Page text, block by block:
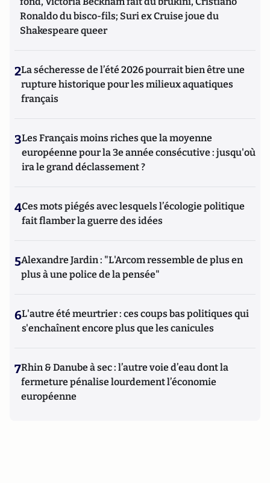
Ronaldo du bisco-fils; Suri ex Cruise joue du
Shakespeare queer
2La sécheresse de l’été 2026 pourrait bien être une
rupture historique pour les milieux aquatiques
français
3Les Français moins riches que la moyenne
européenne pour la 3e année consécutive : jusqu'où
ira le grand déclassement ?
4Ces mots piégés avec lesquels l’écologie politique
fait flamber la guerre des idées
5Alexandre Jardin : "L'Arcom ressemble de plus en
plus à une police de la pensée"
6L'autre été meurtrier : ces coups bas politiques qui
s'enchaînent encore plus que les canicules
7Rhin & Danube à sec : l’autre voie d’eau dont la
fermeture pénalise lourdement l’économie
européenne